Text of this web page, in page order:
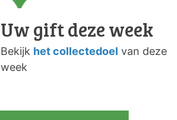
Uw gift deze week
Bekijk het collectedoel van deze
week